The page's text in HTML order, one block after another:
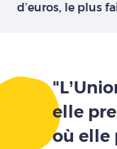
d’euros, le plus
elle
où elle